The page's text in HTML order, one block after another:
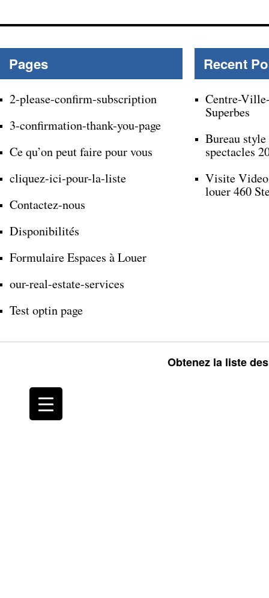
Pages
2-please-confirm-subscription
3-confirmation-thank-you-page
Ce qu’on peut faire pour vous
cliquez-ici-pour-la-liste
Contactez-nous
Disponibilités
Formulaire Espaces à Louer
our-real-estate-services
Test optin page
Recent
Centre-
Superbes
Bureau
spectacles
Visite
louer 460
Obtenez la liste